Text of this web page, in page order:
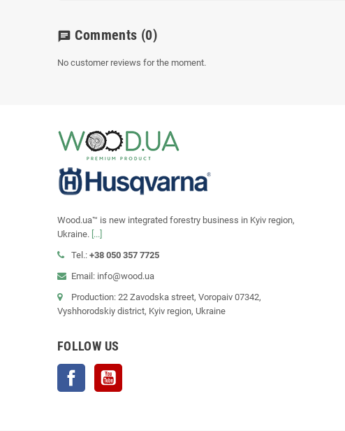
chat Comments (0)
No customer reviews for the moment.
Wood.ua™ is new integrated forestry business in Kyiv region,
Ukraine. [...]
Tel.: +38 050 357 7725
Email: info@wood.ua
Production: 22 Zavodska street, Voropaiv 07342,
Vyshhorodskiy district, Kyiv region, Ukraine
FOLLOW US
Facebook